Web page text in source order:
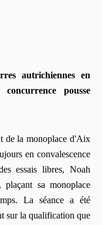
autrichiennes en
pousse
de la monoplace d'Aix
en convalescence
essais libres, Noah
sa monoplace
La séance a été
sur la qualification que